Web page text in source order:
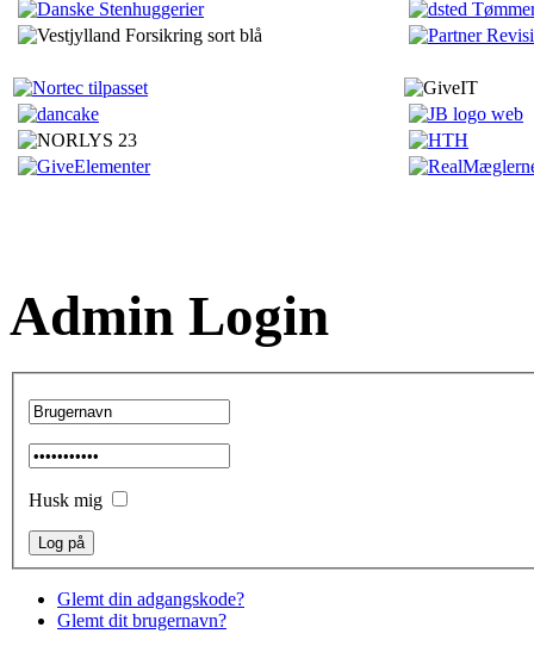
Admin Login
Husk mig
Glemt din adgangskode?
Glemt dit brugernavn?